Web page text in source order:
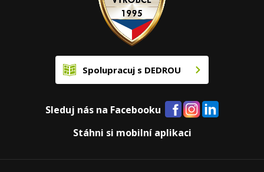
Spolupracuj s DEDROU
Sleduj nás na Facebooku
Stáhni si mobilní aplikaci